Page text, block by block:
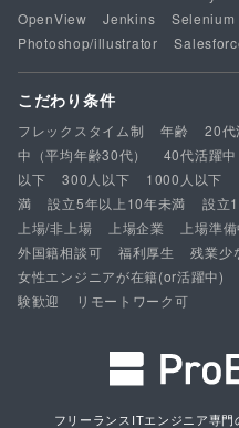
OpenView
Jenkins Selenium
Photoshop/illustrator
こだわり条件
フレックスタイム制 年齢 20代
中（平均年齢30代）
40代活躍中
以下
300人以下 1000人以下
満
設立5年以上10年未満 設立
上場/非上場
上場企業 上場準
外国籍相談可
福利厚生 残業少
女性エンジニアが在籍(or活躍中)
験歓迎
リモートワーク可
フリーランスITエンジニア専門